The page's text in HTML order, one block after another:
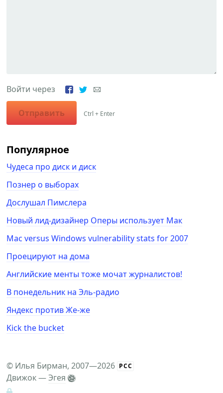
Войти через
Отправить Ctrl + Enter
Популярное
Чудеса про диск и диск
Познер о выборах
Дослушал Пимслера
Новый лид-дизайнер Оперы использует Мак
Mac versus Windows vulnerability stats for 2007
Проецируют на дома
Английские менты тоже мочат журналистов!
В понедельник на Эль-радио
Яндекс против Же-же
Kick the bucket
© Илья Бирман, 2007—2026 РСС
Движок —Эгея